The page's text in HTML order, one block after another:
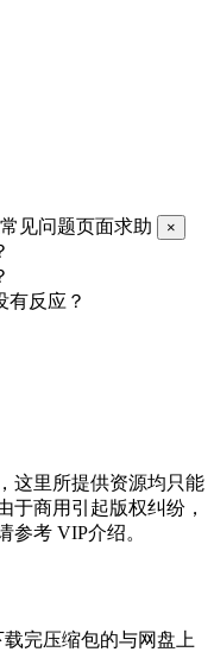
见问题页面求助 ×
有反应？
这里所提供资源均只能
于商用引起版权纠纷，
参考 VIP介绍。
完压缩包的与网盘上